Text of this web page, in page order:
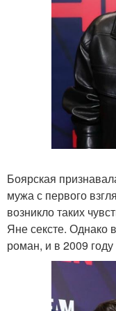
Боярская
мужа с первого
возникло таких
Яне сексте. Однако
роман, и в 2009